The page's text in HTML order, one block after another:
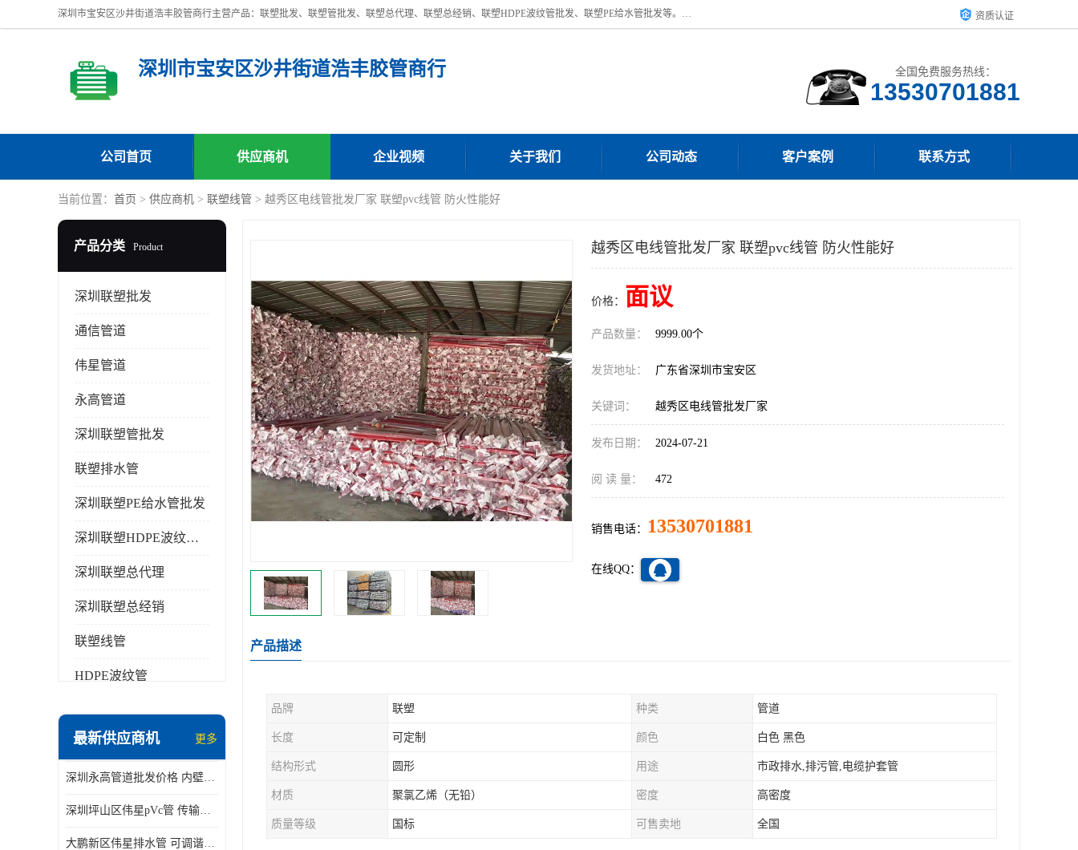
深圳市宝安区沙井街道浩丰胶管商行主营产品：联塑批发、联塑管批发、联塑总代理、联塑总经销、联塑HDPE波纹管批发、联塑PE给水管批发等。凭借服务以及多年的勤奋拼搏，发展成为一家销售各种管材管件，绝缘电工套管及配件等系列产品的贸易公司。公司秉承“顾客至上，锐意进取”的经营理念，坚持“客户至上”原则为广大客户提供的服务。欢迎惠顾！ 资质认证
深圳市宝安区沙井街道浩丰胶管商行 全国免费服务热线：
公司首页 供应商机 企业视频 关于我们 公司动态 客户案例 联系方式
当前位置： 首页 > 供应商机 > 联塑线管 > 越秀区电线管批发厂家 联塑pvc线管 防火性能好
产品分类 Product
深圳联塑批发
通信管道
伟星管道
永高管道
深圳联塑管批发
联塑排水管
深圳联塑PE给水管批发
深圳联塑HDPE波纹管批发
深圳联塑总代理
深圳联塑总经销
联塑线管
HDPE波纹管
最新供应商机 更多
深圳永高管道批发价格 内壁光滑 抗震性能好
深圳坪山区伟星pVc管 传输损耗小 频率稳定性好
大鹏新区伟星排水管 可调谐性好 大功率 效率高
越秀区电线管批发厂家 联塑pvc线管 防火性能好
价格： 面议
产品数量： 9999.00个
发货地址： 广东省深圳市宝安区
关键词： 越秀区电线管批发厂家
发布日期： 2024-07-21
阅 读 量： 472
销售电话： 13530701881
在线QQ：
产品描述
品牌 联塑 种类 管道
长度 可定制 颜色 白色 黑色
结构形式 圆形 用途 市政排水,排污管,电缆护套管
材质 聚氯乙烯（无铅） 密度 高密度
质量等级 国标 可售卖地 全国